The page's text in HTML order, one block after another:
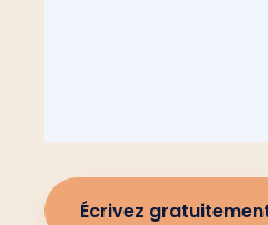
Écrivez